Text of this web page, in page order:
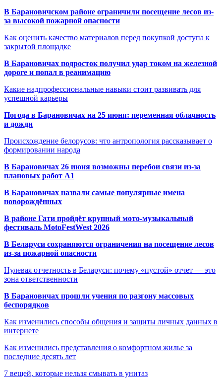
В Барановичском районе ограничили посещение лесов из-
за высокой пожарной опасности
Как оценить качество материалов перед покупкой доступа к
закрытой площадке
В Барановичах подросток получил удар током на железной
дороге и попал в реанимацию
Какие надпрофессиональные навыки стоит развивать для
успешной карьеры
Погода в Барановичах на 25 июня: переменная облачность
и дожди
Происхождение белорусов: что антропология рассказывает о
формировании народа
В Барановичах 26 июня возможны перебои связи из-за
плановых работ A1
В Барановичах назвали самые популярные имена
новорождённых
В районе Гати пройдёт крупный мото-музыкальный
фестиваль MotoFestWest 2026
В Беларуси сохраняются ограничения на посещение лесов
из-за пожарной опасности
Нулевая отчетность в Беларуси: почему «пустой» отчет — это
зона ответственности
В Барановичах прошли учения по разгону массовых
беспорядков
Как изменились способы общения и защиты личных данных в
интернете
Как изменились представления о комфортном жилье за
последние десять лет
7 вещей, которые нельзя смывать в унитаз